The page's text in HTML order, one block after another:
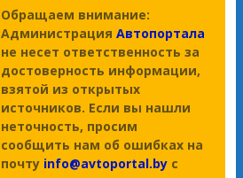
Обращаем внимание:
АдминистрацияАвтопортала
не несет ответственность за
достоверность информации,
взятой из открытых
источников. Если вы нашли
неточность, просим
сообщить нам об ошибках на
почту info@avtoportal.by с